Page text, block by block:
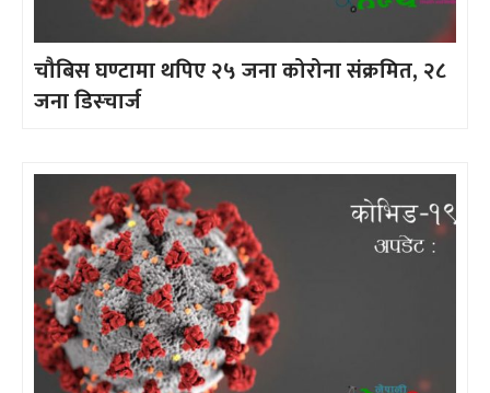
चौबिस घण्टामा थपिए २५ जना कोरोना संक्रमित, २८
जना डिस्चार्ज